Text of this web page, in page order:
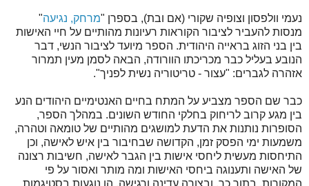
נעמי וולפסון וצופיה שקורי (אם ובת), בספרן "מרחק, נגיעה"
מנסות להעביר לציבור הקוראות רעיונות מהותיים על חיי האישות
בין בני הזוג בראייה היהודית. הספר מיועד לציבור הנשי, דבר
הנובע בעליל כבר מכריכתו הוורודה, הבאה לסמן מעין תמרור
אזהרה לגברים: "עצור - טריטוריה נשית לפניך".
כבר שם הספר מצביע על המתח בחיים האנטימיים היהודים הנע
בין מגע קרוב לריחוק בחלקי החודש השונים. במהלך הספר,
הסופרות נותנות את הדעת למושגים מהותיים של טומאה וטהרה,
משמעות ימי הפסק זמן, הקדושה שבחיבור בין איש לאישה, וכן
התיחסות מעשית ליחסי אישות בין הגבר לאישה, חשיבות רצונה
של האישה ותענוגה ביחסי האישות ומה מותר ואסור על פי
המקורות. בתוך כך, ובצורה עדינה ורגישה, הן נוגעות בסטיגמות